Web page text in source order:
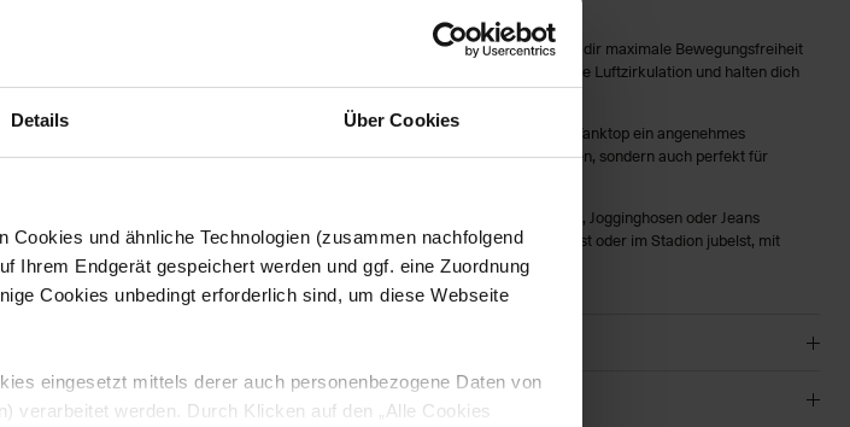
Details Über Cookies
und ähnliche Technologien (zusammen nachfolgend
Ihrem Endgerät gespeichert werden und ggf. eine Zuordnung
Cookies unbedingt erforderlich sind, um diese Webseite
eingesetzt mittels derer auch personenbezogene Daten von
verarbeitet werden. Durch Klicken auf den „Alle Cookies
Das Tanktop ist in einer lockeren Passform gestaltet, die dir maximale Bewegungsfreiheit
bietet. Der ärmellose Schnitt und das leichte Material sorgen für angenehme Luftzirkulation und halten dich
auch an heißen Tagen kühl.
Gefertigt aus hochwertiger Baumwolle, bietet das Tanktop ein angenehmes
Tragegefühl und Langlebigkeit. Es ist nicht nur ideal für sportliche Aktivitäten, sondern auch perfekt für
Dieses weiße Tanktop lässt sich mühelos mit Shorts, Jogginghosen oder Jeans
kombinieren. Egal, ob du zum Training gehst, einen Tag am Strand verbringst oder im Stadion jubelst, mit
diesem Tanktop bist du immer passend gekleidet.
KUNDENBEWERTUNGEN (2)